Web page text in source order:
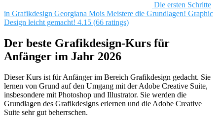
Die ersten Schritte
in Grafikdesign Georgiana Mois Meistere die Grundlagen! Graphic
Design leicht gemacht! 4.15 (66 ratings)
Der beste Grafikdesign-Kurs für
Anfänger im Jahr 2026
Dieser Kurs ist für Anfänger im Bereich Grafikdesign gedacht. Sie
lernen von Grund auf den Umgang mit der Adobe Creative Suite,
insbesondere mit Photoshop und Illustrator. Sie werden die
Grundlagen des Grafikdesigns erlernen und die Adobe Creative
Suite sehr gut beherrschen.